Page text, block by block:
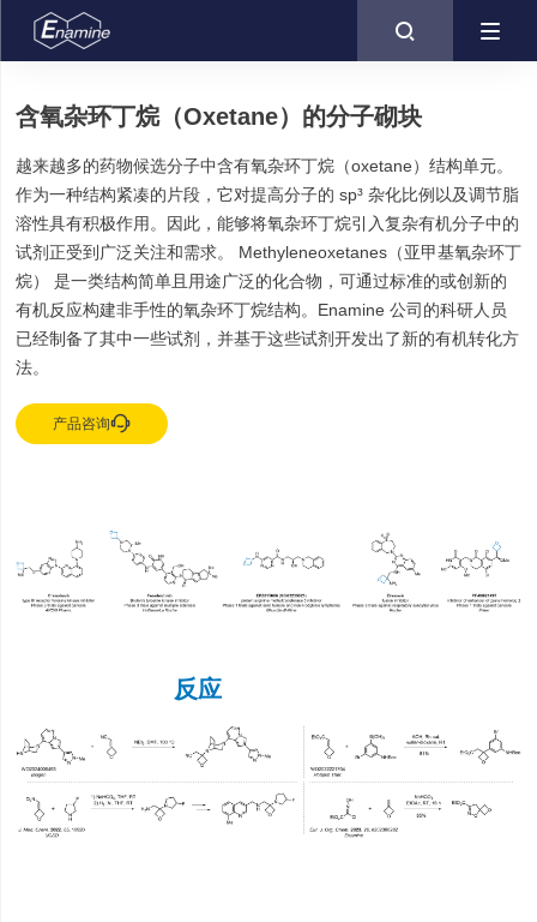

含氧杂环丁烷（Oxetane）的分子砌块
越来越多的药物候选分子中含有氧杂环丁烷（oxetane）结构单元。
作为一种结构紧凑的片段，它对提高分子的 sp³ 杂化比例以及调节脂
溶性具有积极作用。因此，能够将氧杂环丁烷引入复杂有机分子中的
试剂正受到广泛关注和需求。 Methyleneoxetanes（亚甲基氧杂环丁
烷） 是一类结构简单且用途广泛的化合物，可通过标准的或创新的
有机反应构建非手性的氧杂环丁烷结构。Enamine 公司的科研人员
已经制备了其中一些试剂，并基于这些试剂开发出了新的有机转化方
法。
产品咨询
反应